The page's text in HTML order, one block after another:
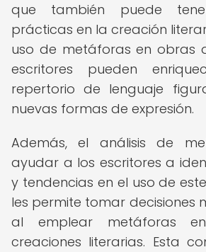
que también puede
prácticas en la creación
uso de metáforas en obras
escritores pueden
repertorio de lenguaje
nuevas formas de expresión.
Además, el análisis de
ayudar a los escritores a
y tendencias en el uso de
les permite tomar decisiones
al emplear metáforas
creaciones literarias. Esta